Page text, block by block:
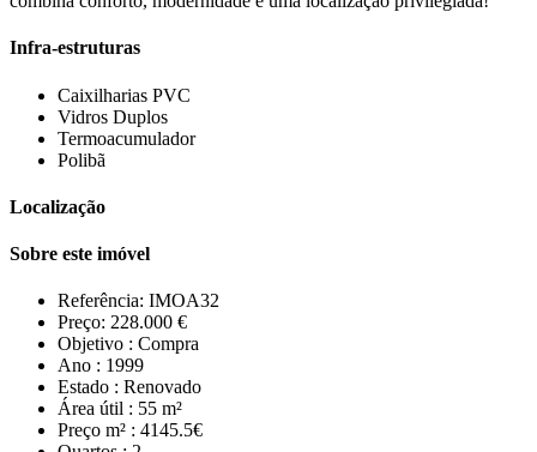
Infra-estruturas
Caixilharias PVC
Vidros Duplos
Termoacumulador
Polibã
Localização
Sobre este imóvel
Referência: IMOA32
Preço: 228.000 €
Objetivo : Compra
Ano : 1999
Estado : Renovado
Área útil : 55 m²
Preço m² : 4145.5€